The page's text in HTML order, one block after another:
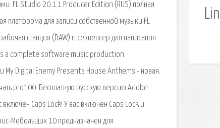
FL Studio 20.1.1 Producer Edition (RUS) полная
платформа для записи собственной музыки FL
станция (DAW) и секвенсер для написания.
is a complete software music production
My Digital Enemy Presents House Anthems - новая.
pro100. Бесплатную русскую версию Adobe
Caps Lock! У вас включен Caps Lock и
Мебельщик 10 предназначен для